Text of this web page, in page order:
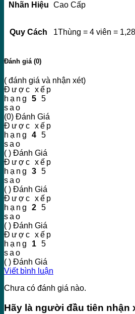
Nhãn Hiệu Cao Cấp
Quy Cách 1Thùng = 4 viên =
Đánh giá (0)
( đánh giá và nhận xét)
Được xếp
hạng 5 5
sao
(0) Đánh Giá
Được xếp
hạng 4 5
sao
( ) Đánh Giá
Được xếp
hạng 3 5
sao
( ) Đánh Giá
Được xếp
hạng 2 5
sao
( ) Đánh Giá
Được xếp
hạng 1 5
sao
( ) Đánh Giá
Viết bình luận
Chưa có đánh giá nào.
Hãy là người đầu tiên nhận